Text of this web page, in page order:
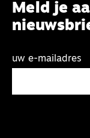
Meld je
uw e-mailadres